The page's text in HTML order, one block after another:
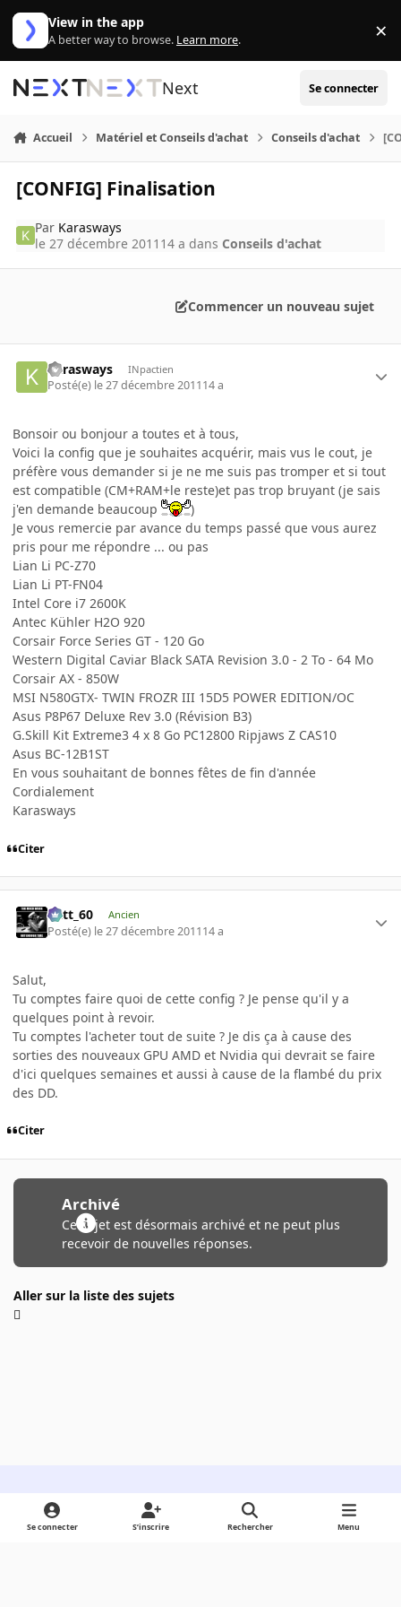
Aller au contenu
View in the app
A better way to browse. Learn more. ×
Next Se connecter
Accueil Matériel et Conseils d'achat Conseils d'achat
[CONFIG] Finalisation
Par Karasways
le 27 décembre 2011 14 a dans Conseils d'achat
Commencer un nouveau sujet
Karasways INpactien
Posté(e) le 27 décembre 201114 a
Bonsoir ou bonjour a toutes et à tous,
Voici la config que je souhaites acquérir, mais vus le cout, je
préfère vous demander si je ne me suis pas tromper et si tout
est compatible (CM+RAM+le reste)et pas trop bruyant (je sais
j'en demande beaucoup
)
Je vous remercie par avance du temps passé que vous aurez
pris pour me répondre ... ou pas
Lian Li PC-Z70
Lian Li PT-FN04
Intel Core i7 2600K
Antec Kühler H2O 920
Corsair Force Series GT - 120 Go
Western Digital Caviar Black SATA Revision 3.0 - 2 To - 64 Mo
Corsair AX - 850W
MSI N580GTX- TWIN FROZR III 15D5 POWER EDITION/OC
Asus P8P67 Deluxe Rev 3.0 (Révision B3)
G.Skill Kit Extreme3 4 x 8 Go PC12800 Ripjaws Z CAS10
Asus BC-12B1ST
En vous souhaitant de bonnes fêtes de fin d'année
Cordialement
Karasways
Citer
Batt_60 Ancien
Posté(e) le 27 décembre 201114 a
Salut,
Tu comptes faire quoi de cette config ? Je pense qu'il y a
quelques point à revoir.
Tu comptes l'acheter tout de suite ? Je dis ça à cause des
sorties des nouveaux GPU AMD et Nvidia qui devrait se faire
d'ici quelques semaines et aussi à cause de la flambé du prix
des DD.
Citer
Archivé
Ce sujet est désormais archivé et ne peut plus
recevoir de nouvelles réponses.
Aller sur la liste des sujets
Light ModeDark ModeSystem Preference
Se connecter S’inscrire Rechercher Menu